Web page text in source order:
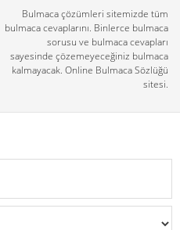
Bulmaca çözümleri sitemizde tüm
bulmaca cevaplarını. Binlerce bulmaca
sorusu ve bulmaca cevapları
sayesinde çözemeyeceğiniz bulmaca
kalmayacak. Online Bulmaca Sözlüğü
sitesi.